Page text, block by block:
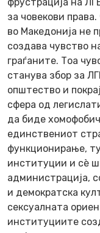
за човекови
во Македонија не
создава чувство
граѓаните. Тоа
станува збор за
општество и
сфера од
да биде
единствениот
функционирање,
институции и сè
администрација,
и демократска
сексуалната
институциите